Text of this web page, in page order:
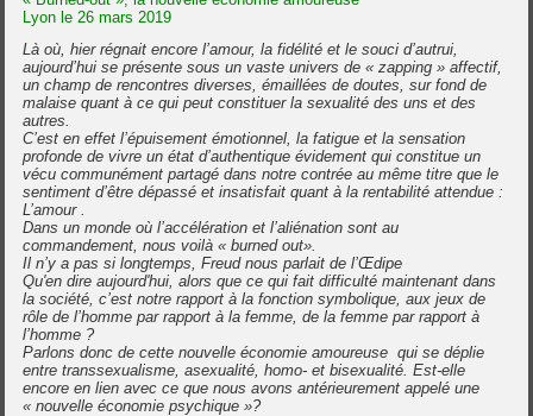
Lyon le 26 mars 2019
Là où, hier régnait encore l’amour, la fidélité et le souci d’autrui,
aujourd’hui se présente sous un vaste univers de « zapping » affectif,
un champ de rencontres diverses, émaillées de doutes, sur fond de
malaise quant à ce qui peut constituer la sexualité des uns et des
autres.
C’est en effet l’épuisement émotionnel, la fatigue et la sensation
profonde de vivre un état d’authentique évidement qui constitue un
vécu communément partagé dans notre contrée au même titre que le
sentiment d’être dépassé et insatisfait quant à la rentabilité attendue :
L’amour .
Dans un monde où l’accélération et l’aliénation sont au
commandement, nous voilà « burned out».
Il n’y a pas si longtemps, Freud nous parlait de l’Œdipe
Qu'en dire aujourd'hui, alors que ce qui fait difficulté maintenant dans
la société, c’est notre rapport à la fonction symbolique, aux jeux de
rôle de l’homme par rapport à la femme, de la femme par rapport à
l’homme ?
Parlons donc de cette nouvelle économie amoureuse qui se déplie
entre transsexualisme, asexualité, homo- et bisexualité. Est-elle
encore en lien avec ce que nous avons antérieurement appelé une
« nouvelle économie psychique »?